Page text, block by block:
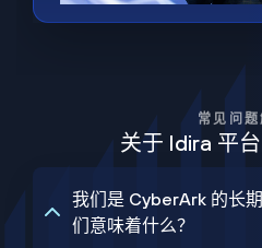
常见问题
关于 Idira 平
我们是 CyberArk 的长
们意味着什么？